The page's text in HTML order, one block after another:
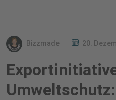
Bizzmade 20.